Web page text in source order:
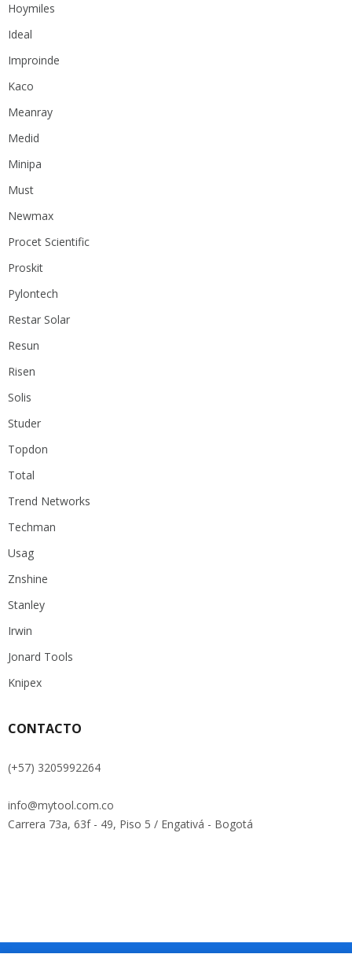
Hoymiles
Ideal
Improinde
Kaco
Meanray
Medid
Minipa
Must
Newmax
Procet Scientific
Proskit
Pylontech
Restar Solar
Resun
Risen
Solis
Studer
Topdon
Total
Trend Networks
Techman
Usag
Znshine
Stanley
Irwin
Jonard Tools
Knipex
CONTACTO
(+57) 3205992264
info@mytool.com.co
Carrera 73a, 63f - 49, Piso 5 / Engativá - Bogotá